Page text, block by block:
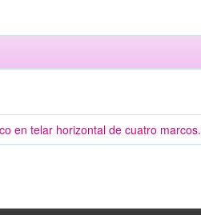
en telar horizontal de cuatro marcos.